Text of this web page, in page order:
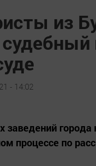
из
- 14:02
заведений
процессе по